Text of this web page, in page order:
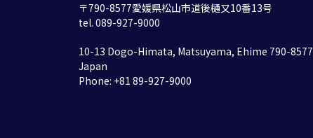
〒790-8577愛媛県松山市道後樋又10番13号
tel. 089-927-9000
10-13 Dogo-Himata, Matsuyama, Ehime 790-8577
Japan
Phone: +81 89-927-9000